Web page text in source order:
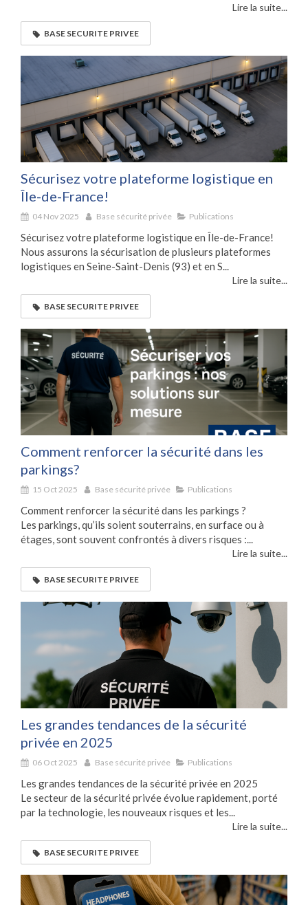
Lire la suite...
BASE SECURITE PRIVEE
Sécurisez votre plateforme logistique en
Île-de-France!
04 Nov 2025 Base sécurité privée Publications
Sécurisez votre plateforme logistique en Île-de-France!
Nous assurons la sécurisation de plusieurs plateformes
logistiques en Seine-Saint-Denis (93) et en S...
Lire la suite...
BASE SECURITE PRIVEE
Comment renforcer la sécurité dans les
parkings?
15 Oct 2025 Base sécurité privée Publications
Comment renforcer la sécurité dans les parkings ?
Les parkings, qu’ils soient souterrains, en surface ou à
étages, sont souvent confrontés à divers risques :...
Lire la suite...
BASE SECURITE PRIVEE
Les grandes tendances de la sécurité
privée en 2025
06 Oct 2025 Base sécurité privée Publications
Les grandes tendances de la sécurité privée en 2025
Le secteur de la sécurité privée évolue rapidement, porté
par la technologie, les nouveaux risques et les...
Lire la suite...
BASE SECURITE PRIVEE